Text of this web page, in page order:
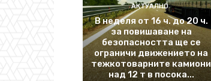
АКТУАЛНО
В неделя от 16 ч. до 20 ч.
за повишаване на
безопасността ще се
ограничи движението на
тежкотоварните камиони
над 12 т в посока...